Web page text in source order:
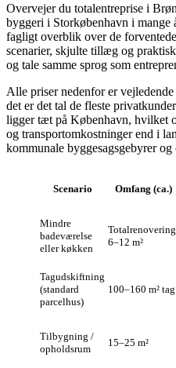
Overvejer du totalentreprise i
byggeri i Storkøbenhavn i
fagligt overblik over de
scenarier, skjulte tillæg og
og tale samme sprog som
Alle priser nedenfor er
det er det tal de fleste
ligger tæt på København, hvilket
og transportomkostninger end i
kommunale byggesagsgebyrer
Scenario Omfang (ca.)
Mindre
badeværelse
eller køkken
Totalrenovering,
6–12 m²
Tagudskiftning
(standard
parcelhus)
100–160 m² tag
Tilbygning /
opholdsrum
15–25 m²